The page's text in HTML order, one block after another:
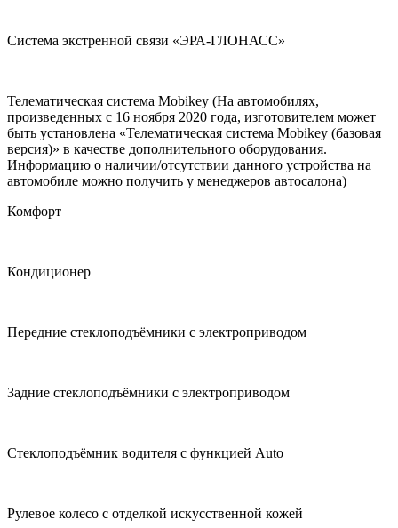
Система экстренной связи «ЭРА-ГЛОНАСС»
Телематическая система Mobikey (На автомобилях,
произведенных с 16 ноября 2020 года, изготовителем может
быть установлена «Телематическая система Mobikey (базовая
версия)» в качестве дополнительного оборудования.
Информацию о наличии/отсутствии данного устройства на
автомобиле можно получить у менеджеров автосалона)
Комфорт
Кондиционер
Передние стеклоподъёмники с электроприводом
Задние стеклоподъёмники с электроприводом
Стеклоподъёмник водителя с функцией Auto
Рулевое колесо с отделкой искусственной кожей